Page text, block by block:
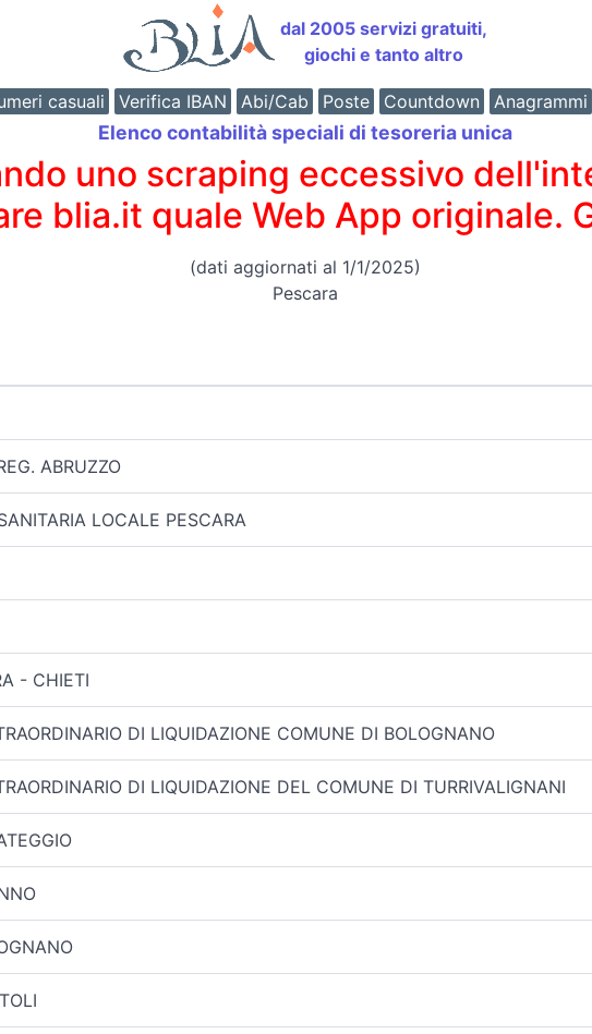
dal 2005 servizi gratuiti,
giochi e tanto altro
casuali Verifica IBAN Abi/Cab Poste Countdown Anagrammi
Elenco contabilità speciali di tesoreria unica
uno scraping eccessivo
blia.it quale Web App originale.
(dati aggiornati al 1/1/2025)
Pescara
ABRUZZO
LOCALE PESCARA
- CHIETI
DI LIQUIDAZIONE COMUNE DI BOLOGNANO
DI LIQUIDAZIONE DEL COMUNE DI TURRIVALIGNANI